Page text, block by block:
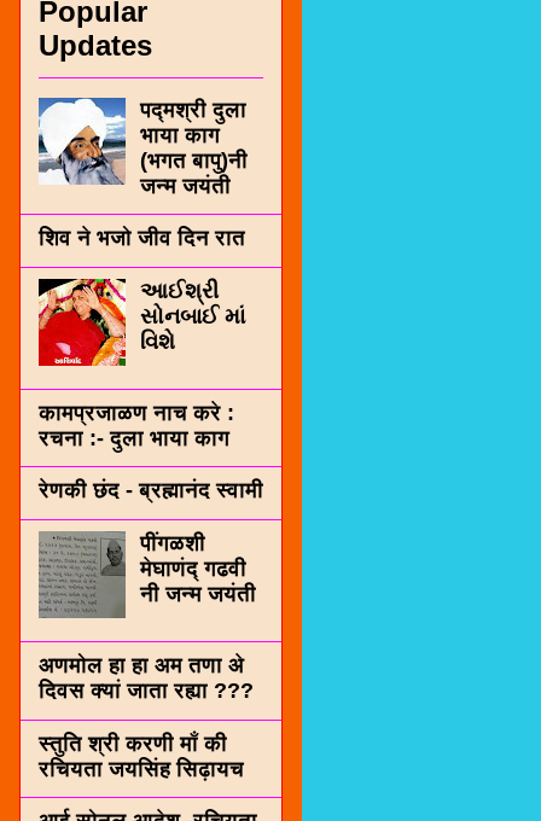
Popular
Updates
पद्मश्री दुला
भाया काग
(भगत बापु)नी
जन्म जयंती
शिव ने भजो जीव दिन रात
આઈશ્રી
સોનબાઈ માં
વિશે
कामप्रजाळण नाच करे :
रचना :- दुला भाया काग
रेणकी छंद - ब्रह्मानंद स्वामी
पींगळशी
मेघाणंद् गढवी
नी जन्म जयंती
अणमोल हा हा अम तणा अे
दिवस क्यां जाता रह्या ???
स्तुति श्री करणी माँ की
रचियता जयसिंह सिढ़ायच